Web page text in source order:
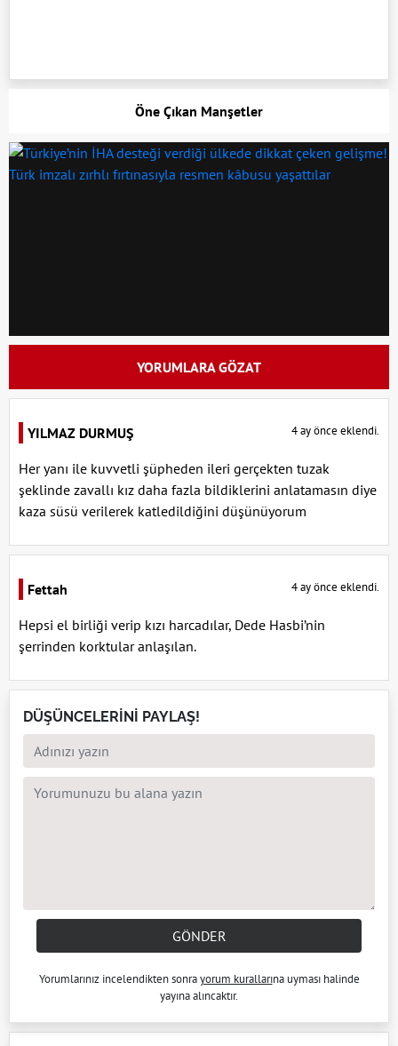
Öne Çıkan Manşetler
YORUMLARA GÖZAT
YILMAZ DURMUŞ 4 ay önce eklendi.
Her yanı ile kuvvetli şüpheden ileri gerçekten tuzak
şeklinde zavallı kız daha fazla bildiklerini anlatamasın diye
kaza süsü verilerek katledildiğini düşünüyorum
Fettah 4 ay önce eklendi.
Hepsi el birliği verip kızı harcadılar, Dede Hasbi’nin
şerrinden korktular anlaşılan.
DÜŞÜNCELERİNİ PAYLAŞ!
GÖNDER
Yorumlarınız incelendikten sonrayorum kurallarına uyması halinde
yayına alıncaktır.